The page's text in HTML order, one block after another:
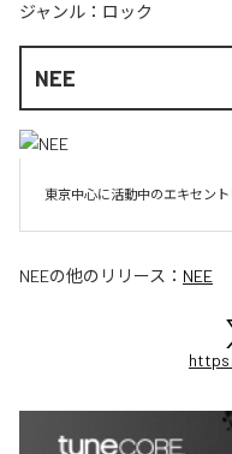
ジャンル： ロック
NEE
東京中心に活動中のエキセント
NEEの他のリリース： NEE